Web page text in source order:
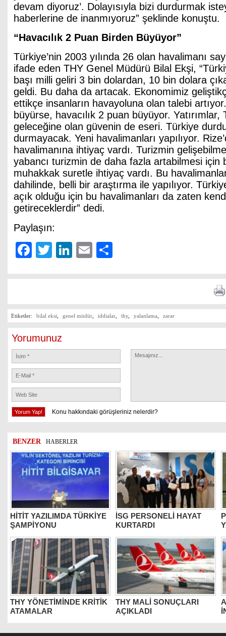
devam diyoruz’. Dolayısıyla bizi durdurmak
haberlerine de inanmıyoruz” şeklinde konuştu.
“Havacılık 2 Puan Birden Büyüyor”
Türkiye’nin 2003 yılında 26 olan havalimanı
ifade eden THY Genel Müdürü Bilal Ekşi,
başı milli geliri 3 bin dolardan, 10 bin dolara
geldi. Bu daha da artacak. Ekonomimiz
ettikçe insanların havayoluna olan talebi
büyürse, havacılık 2 puan büyüyor. Yatırımlar,
geleceğine olan güvenin de eseri. Türkiye
durmayacak. Yeni havalimanları yapılıyor.
havalimanına ihtiyaç vardı. Turizmin
yabancı turizmin de daha fazla artabilmesi için
muhakkak suretle ihtiyaç vardı. Bu
dahilinde, belli bir araştırma ile yapılıyor.
açık olduğu için bu havalimanları da zaten
getireceklerdir” dedi.
Paylaşın:
Facebook
TwitterLinkedIn
Email
Etiketler: bilal eksi genel müdür iddialar thy, yalanlama zarar
Yorumunuz
Konu hakkındaki görüşleriniz nelerdir?
BENZER HABERLER
HİTİT YAZILIMDA TÜRKİYE
ŞAMPİYONU
İSG PERSONELİ HAYAT
KURTARDI
THY YÖNETİMİNDE KRİTİK
ATAMALAR
THY MALİ SONUÇLARI
AÇIKLADI